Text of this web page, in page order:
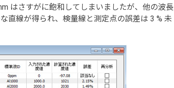
はさすがに飽和してしまいましたが、他の波長
直線が得られ、検量線と測定点の誤差は 3 % 未